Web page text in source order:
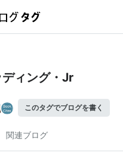
ィング・Jr
このタグでブログを書く
関連ブログ